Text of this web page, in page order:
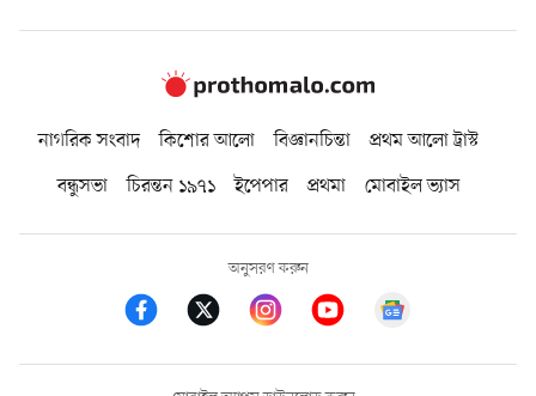
নাগরিক সংবাদ কিশোর আলো বিজ্ঞানচিন্তা
প্রথম আলো ট্রাস্ট
বন্ধুসভা
চিরন্তন ১৯৭১ ইপেপার প্রথমা মোবাইল ভ্যাস
অনুসরণ করুন